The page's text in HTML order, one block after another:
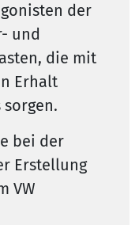
der
und
die mit
Erhalt
bei der
Erstellung
VW